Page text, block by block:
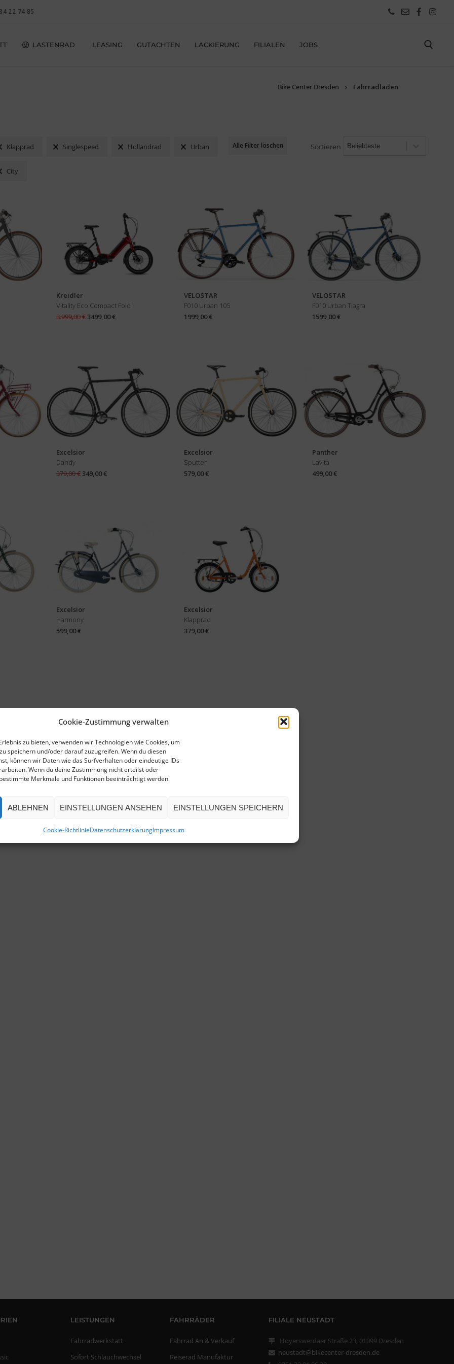
Cookie-Zustimmung verwalten
zu bieten, verwenden wir Technologien wie Cookies, um
speichern und/oder darauf zuzugreifen. Wenn du diesen
können wir Daten wie das Surfverhalten oder eindeutige IDs
Wenn du deine Zustimmung nicht erteilst oder
Merkmale und Funktionen beeinträchtigt werden.
ABLEHNEN EINSTELLUNGEN ANSEHEN EINSTELLUNGEN SPEICHERN
Cookie-RichtlinieDatenschutzerklärungImpressum
22 74 85
LASTENRAD LEASING GUTACHTEN LACKIERUNG FILIALEN JOBS
Bike Center Dresden Fahrradladen
Filter:
Klapprad Singlespeed Hollandrad Urban
City
Alle Filter löschen Sortieren Sortieren
Kreidler
Vitality Eco Compact Fold
3.999,00 € 3499,00 €
VELOSTAR
F010 Urban 105
1999,00 €
VELOSTAR
F010 Urban Tiagra
1599,00 €
Excelsior
Dandy
379,00 € 349,00 €
Excelsior
Sputter
579,00 €
Panther
Lavita
499,00 €
Excelsior
Harmony
599,00 €
Excelsior
Klapprad
379,00 €
LEISTUNGEN
Fahrradwerkstatt
Sofort Schlauchwechsel
FAHRRÄDER
Fahrrad An & Verkauf
Reiserad Manufaktur
FILIALE NEUSTADT
Hoyerswerdaer Straße 23, 01099 Dresden
neustadt@bikecenter-dresden.de